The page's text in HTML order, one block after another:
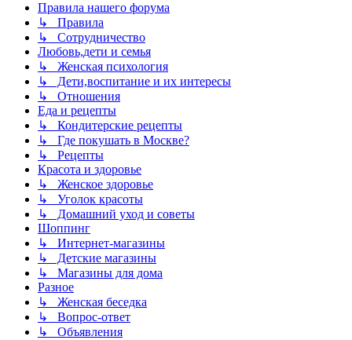
Правила нашего форума
↳ Правила
↳ Сотрудничество
Любовь,дети и семья
↳ Женская психология
↳ Дети,воспитание и их интересы
↳ Отношения
Еда и рецепты
↳ Кондитерские рецепты
↳ Где покушать в Москве?
↳ Рецепты
Красота и здоровье
↳ Женское здоровье
↳ Уголок красоты
↳ Домашний уход и советы
Шоппинг
↳ Интернет-магазины
↳ Детские магазины
↳ Магазины для дома
Разное
↳ Женская беседка
↳ Вопрос-ответ
↳ Объявления